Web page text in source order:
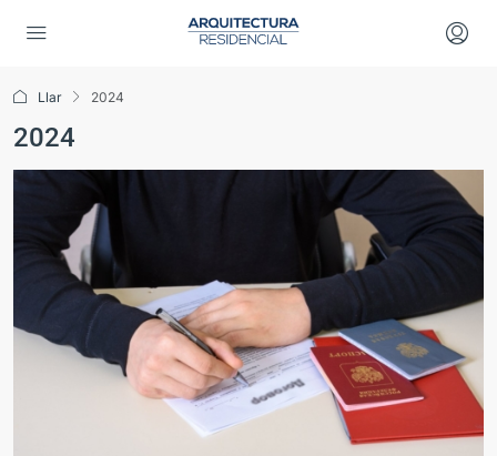
Llar 2024
2024